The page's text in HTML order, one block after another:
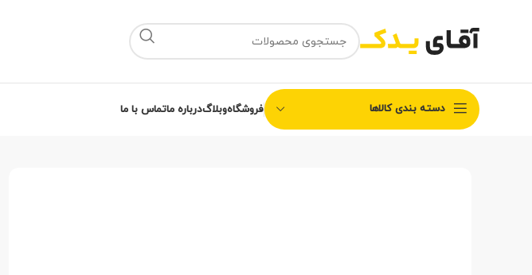
دسته بندی کالاها فروشگاهوبلاگدرباره ماتماس با ما